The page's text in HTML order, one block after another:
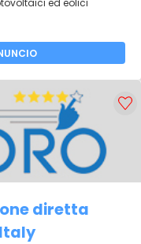
ed eolici
diretta